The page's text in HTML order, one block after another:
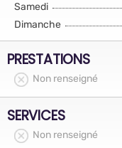
Samedi
Dimanche
PRESTATIONS
Non renseigné
SERVICES
Non renseigné